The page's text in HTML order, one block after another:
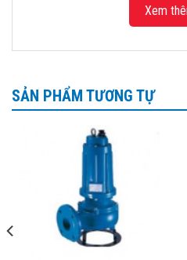
nước giúp bơm hoạt động ổn
– Giá thành rẻ, hàng có sẵn,
lớn.
Ứng dụng:
dụng để hút nước thải,
rất hiệu quả trong việc hút bể
các bể chứa công nghiệp,
hút chất thải trong các công
Bơm thoát nước tầng hầm,
bơm hố thu, bơm chìm chống
Xem
SẢN PHẨM TƯƠNG TỰ